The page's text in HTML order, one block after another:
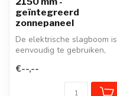
geïntegreerd
zonnepaneel
De elektrische slagboom is
eenvoudig te gebruiken,
wijz...
€--,--